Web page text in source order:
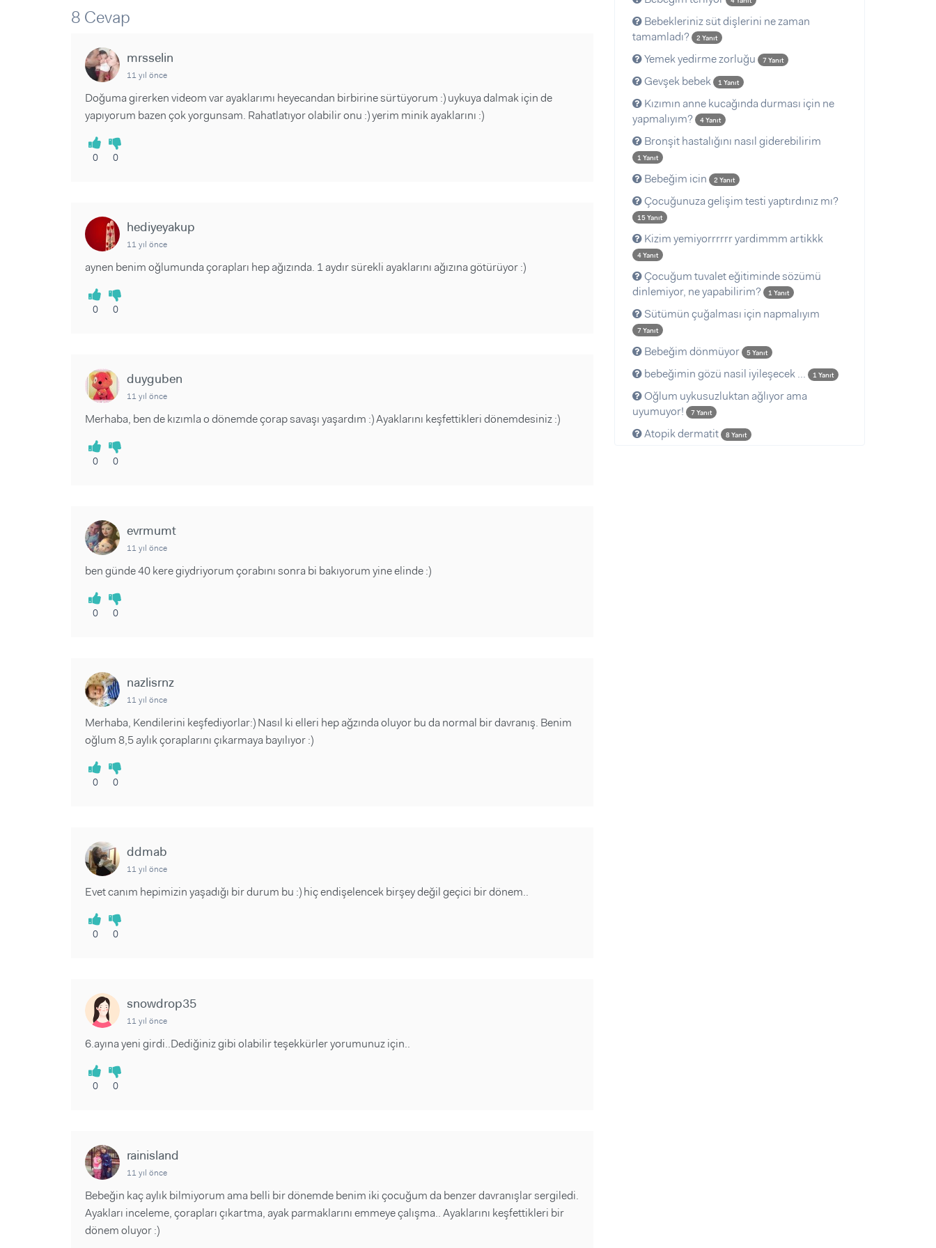
Makaleler
Videolar
8 Cevap
mrsselin
11 yıl önce
Doğuma girerken videom var ayaklarımı heyecandan birbirine sürtüyorum :) uykuya dalmak için de
yapıyorum bazen çok yorgunsam. Rahatlatıyor olabilir onu :) yerim minik ayaklarını :)
0 0
hediyeyakup
11 yıl önce
aynen benim oğlumunda çorapları hep ağızında. 1 aydır sürekli ayaklarını ağızına götürüyor :)
0 0
duyguben
11 yıl önce
Merhaba, ben de kızımla o dönemde çorap savaşı yaşardım :) Ayaklarını keşfettikleri dönemdesiniz :)
0 0
evrmumt
11 yıl önce
ben günde 40 kere giydriyorum çorabını sonra bi bakıyorum yine elinde :)
0 0
nazlisrnz
11 yıl önce
Merhaba, Kendilerini keşfediyorlar:) Nasıl ki elleri hep ağzında oluyor bu da normal bir davranış. Benim
oğlum 8,5 aylık çoraplarını çıkarmaya bayılıyor :)
0 0
ddmab
11 yıl önce
Evet canım hepimizin yaşadığı bir durum bu :) hiç endişelencek birşey değil geçici bir dönem..
0 0
snowdrop35
11 yıl önce
6.ayına yeni girdi..Dediğiniz gibi olabilir teşekkürler yorumunuz için..
0 0
rainisland
11 yıl önce
Bebeğin kaç aylık bilmiyorum ama belli bir dönemde benim iki çocuğum da benzer davranışlar sergiledi.
Ayakları inceleme, çorapları çıkartma, ayak parmaklarını emmeye çalışma.. Ayaklarını keşfettikleri bir
dönem oluyor :)
Bebekleriniz süt dişlerini ne zaman
tamamladı?
2 Yanıt
Yemek yedirme zorluğu 7 Yanıt
Gevşek bebek 1 Yanıt
Kızımın anne kucağında durması için ne
yapmalıyım?
4 Yanıt
Bronşit hastalığını nasıl giderebilirim
1 Yanıt
Bebeğim icin 2 Yanıt
Çocuğunuza gelişim testi yaptırdınız mı?
15 Yanıt
Kizim yemiyorrrrrr yardimmm artikkk
4 Yanıt
Çocuğum tuvalet eğitiminde sözümü
dinlemiyor, ne yapabilirim?
1 Yanıt
Sütümün çuğalması için napmalıyım
7 Yanıt
Bebeğim dönmüyor 5 Yanıt
bebeğimin gözü nasil iyileşecek ... 1 Yanıt
Oğlum uykusuzluktan ağlıyor ama
uyumuyor!
7 Yanıt
Atopik dermatit 8 Yanıt